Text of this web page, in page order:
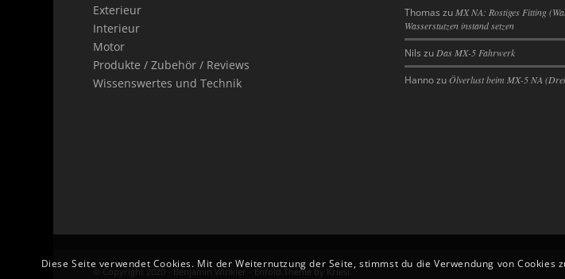
Exterieur
Interieur
Motor
Produkte / Zubehör / Reviews
Wissenswertes und Technik
Thomas zu MX NA: Rostiges Fitting
Wasserstutzen instand setzen
Nils zu Das MX-5 Fahrwerk
HannozuÖlverlust beim MX-5 NA
© Copyright 2020 - Benjamin Winkler - Enfold Theme by Kriesi
Diese Seite verwendet Cookies. Mit der Weiternutzung der Seite, stimmst du die Verwendung von Cookies